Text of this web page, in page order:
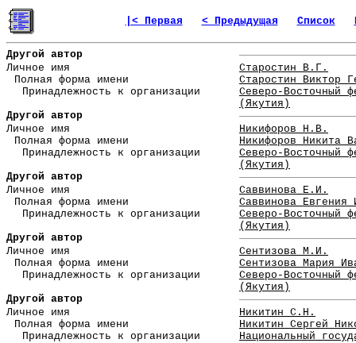
|< Первая < Предыдущая Список
Другой автор
Личное имя
Старостин В.Г.
Полная форма имени
Старостин Виктор
Принадлежность к организации
Северо-Восточный
(Якутия)
Другой автор
Личное имя
Никифоров Н.В.
Полная форма имени
Никифоров Никита
Принадлежность к организации
Северо-Восточный
(Якутия)
Другой автор
Личное имя
Саввинова Е.И.
Полная форма имени
Саввинова Евгения
Принадлежность к организации
Северо-Восточный
(Якутия)
Другой автор
Личное имя
Сентизова М.И.
Полная форма имени
Сентизова Мария
Принадлежность к организации
Северо-Восточный
(Якутия)
Другой автор
Личное имя
Никитин С.Н.
Полная форма имени
Никитин Сергей
Принадлежность к организации
Национальный